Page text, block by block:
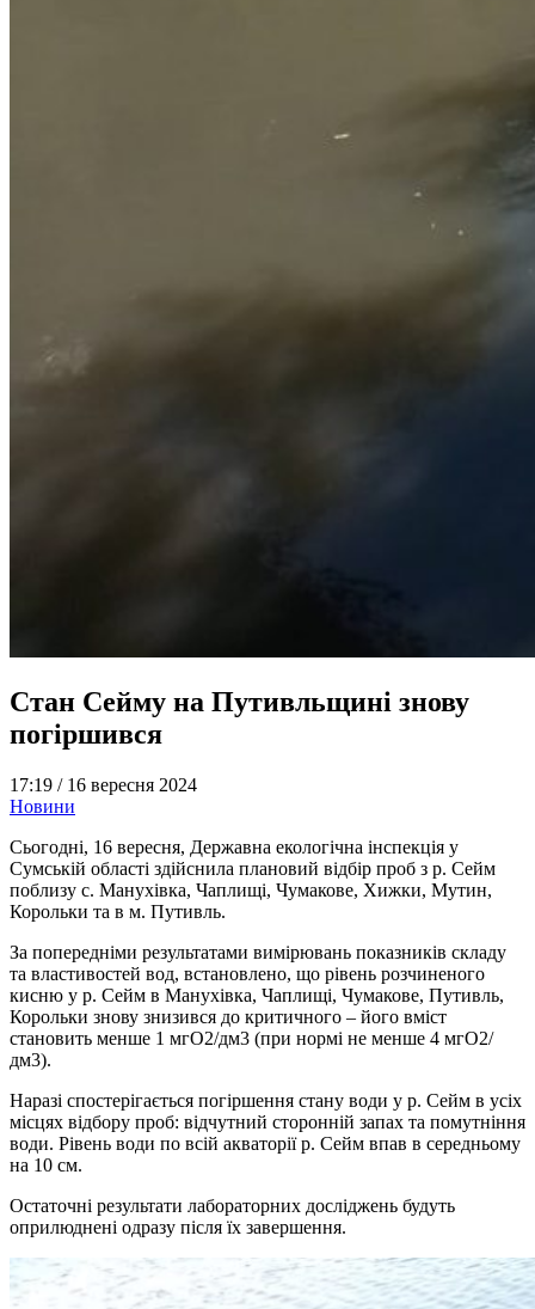
Стан Сейму на Путивльщині знову
погіршився
17:19 / 16 вересня 2024
Новини
Сьогодні, 16 вересня, Державна екологічна інспекція у
Сумській області здійснила плановий відбір проб з р. Сейм
поблизу с. Манухівка, Чаплищі, Чумакове, Хижки, Мутин,
Корольки та в м. Путивль.
За попередніми результатами вимірювань показників складу
та властивостей вод, встановлено, що рівень розчиненого
кисню у р. Сейм в Манухівка, Чаплищі, Чумакове, Путивль,
Корольки знову знизився до критичного – його вміст
становить менше 1 мгО2/дм3 (при нормі не менше 4 мгО2/
дм3).
Наразі спостерігається погіршення стану води у р. Сейм в усіх
місцях відбору проб: відчутний сторонній запах та помутніння
води. Рівень води по всій акваторії р. Сейм впав в середньому
на 10 см.
Остаточні результати лабораторних досліджень будуть
оприлюднені одразу після їх завершення.